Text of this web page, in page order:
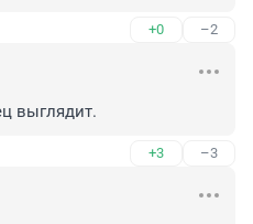
+0 –2
выглядит.
+3 –3